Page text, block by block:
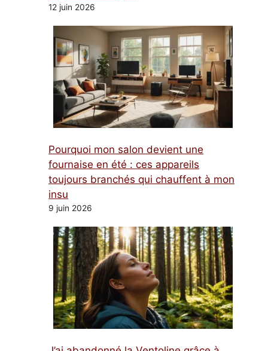
12 juin 2026
Pourquoi mon salon devient une
fournaise en été : ces appareils
toujours branchés qui chauffent à mon
insu
9 juin 2026